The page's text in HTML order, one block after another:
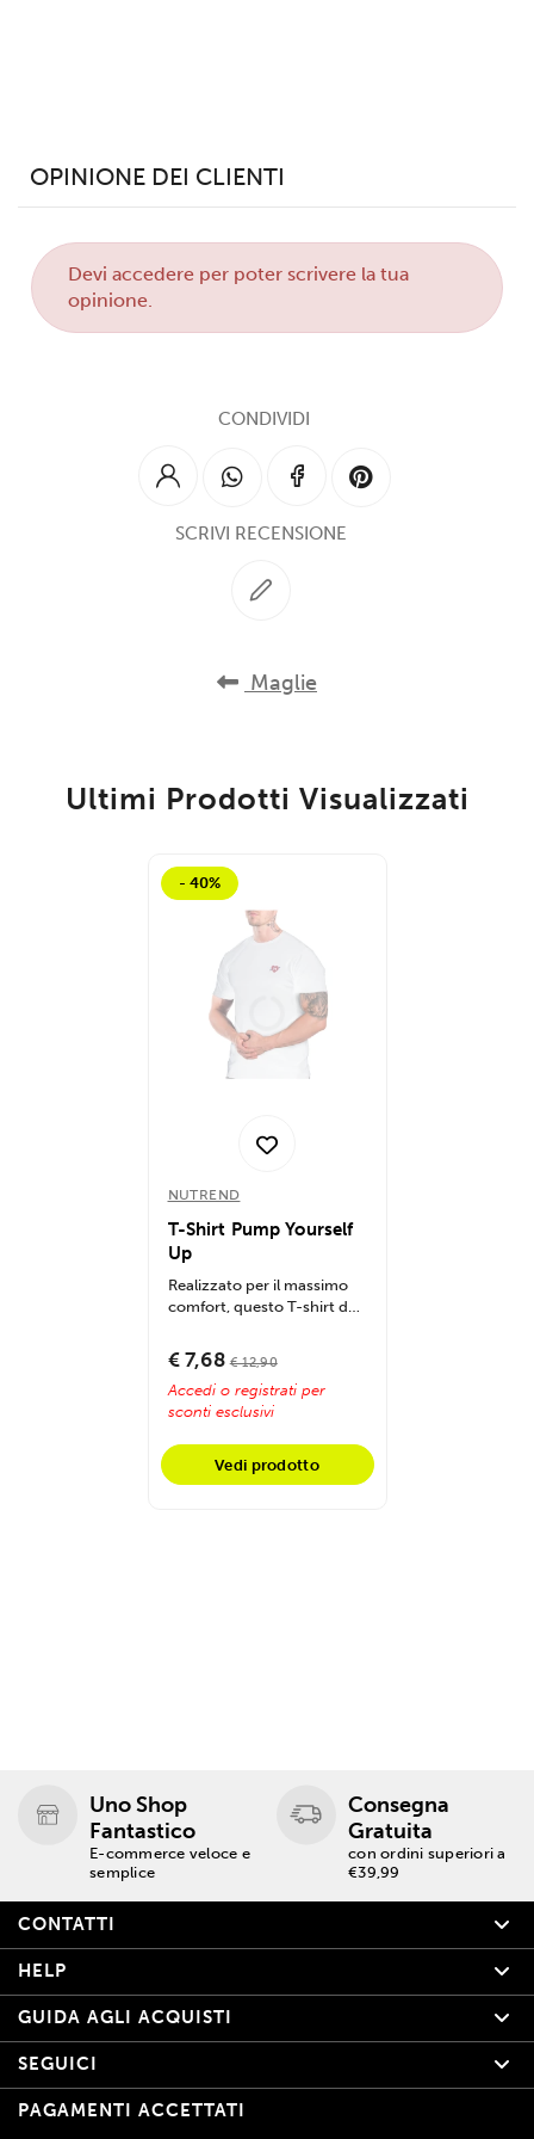
OPINIONE DEI CLIENTI
Deviaccedere per poter scrivere la tua
opinione.
CONDIVIDI
SCRIVI RECENSIONE
Maglie
Ultimi Prodotti Visualizzati
- 40%
NUTREND
T-Shirt Pump Yourself
Up
Realizzato per il massimo
comfort, questo T-shirt da
traspirante...
€ 7,68 € 12,90
Accedi o registrati per
sconti esclusivi
Vedi prodotto
Uno Shop
Fantastico
E-commerce veloce e
semplice
Consegna
Gratuita
con ordini superiori a
€39,99
CONTATTI
HELP
GUIDA AGLI ACQUISTI
SEGUICI
PAGAMENTI ACCETTATI